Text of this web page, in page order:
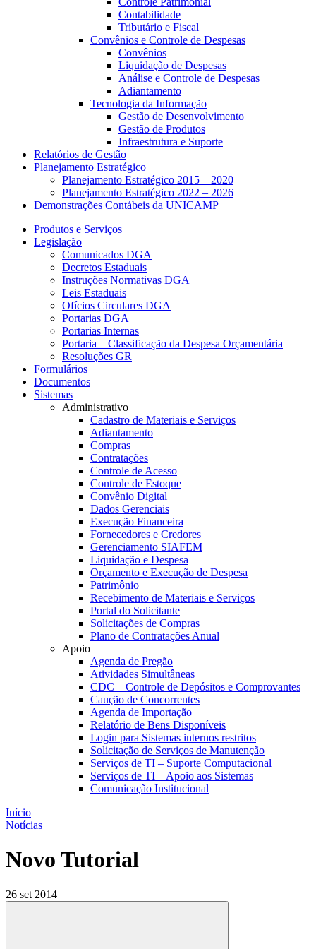
Contabilidade
Tributário e Fiscal
Convênios e Controle de Despesas
Convênios
Liquidação de Despesas
Análise e Controle de Despesas
Adiantamento
Tecnologia da Informação
Gestão de Desenvolvimento
Gestão de Produtos
Infraestrutura e Suporte
Relatórios de Gestão
Planejamento Estratégico
Planejamento Estratégico 2015 – 2020
Planejamento Estratégico 2022 – 2026
Demonstrações Contábeis da UNICAMP
Produtos e Serviços
Legislação
Comunicados DGA
Decretos Estaduais
Instruções Normativas DGA
Leis Estaduais
Ofícios Circulares DGA
Portarias DGA
Portarias Internas
Portaria – Classificação da Despesa Orçamentária
Resoluções GR
Formulários
Documentos
Sistemas
Administrativo
Cadastro de Materiais e Serviços
Adiantamento
Compras
Contratações
Controle de Acesso
Controle de Estoque
Convênio Digital
Dados Gerenciais
Execução Financeira
Fornecedores e Credores
Gerenciamento SIAFEM
Liquidação e Despesa
Orçamento e Execução de Despesa
Patrimônio
Recebimento de Materiais e Serviços
Portal do Solicitante
Solicitações de Compras
Plano de Contratações Anual
Apoio
Agenda de Pregão
Atividades Simultâneas
CDC – Controle de Depósitos e Comprovantes
Caução de Concorrentes
Agenda de Importação
Relatório de Bens Disponíveis
Login para Sistemas internos restritos
Solicitação de Serviços de Manutenção
Serviços de TI – Suporte Computacional
Serviços de TI – Apoio aos Sistemas
Comunicação Institucional
Início
Notícias
Novo Tutorial
26 set 2014